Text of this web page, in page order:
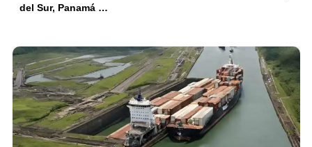
del Sur, Panamá …